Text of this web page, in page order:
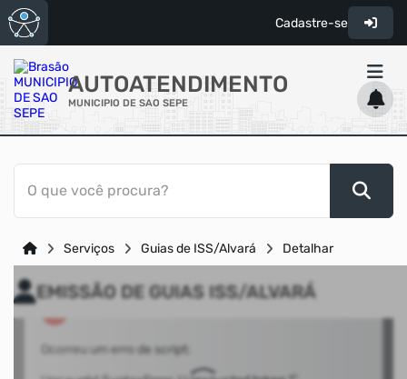
Cadastre-se
AUTOATENDIMENTO
MUNICIPIO DE SAO SEPE
ACESSO RÁPIDO
Acessibilidade
Transparência
O que você procura?
Serviços Guias de ISS/Alvará Detalhar
EMISSÃO DE GUIAS ISS/ALVARÁ